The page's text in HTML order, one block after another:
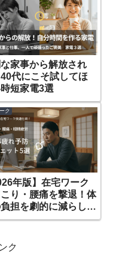
家事から解放され
代にこそ試してほ
短家電3選
ク
年版】在宅ワーク
り・腰痛を撃退！体
担を劇的に減らし効
るガジェット5選
ク